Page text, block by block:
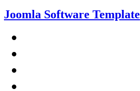
Joomla Software Template